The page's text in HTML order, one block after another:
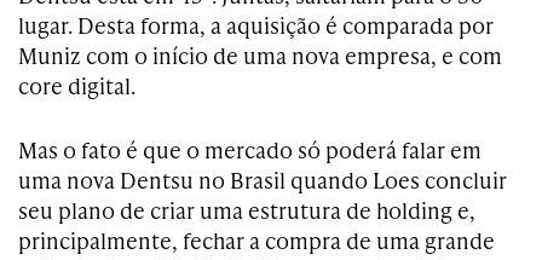
lugar. Desta forma, a aquisição é comparada por
Muniz com o início de uma nova empresa, e com
core digital.
Mas o fato é que o mercado só poderá falar em
uma nova Dentsu no Brasil quando Loes concluir
seu plano de criar uma estrutura de holding e,
principalmente, fechar a compra de uma grande